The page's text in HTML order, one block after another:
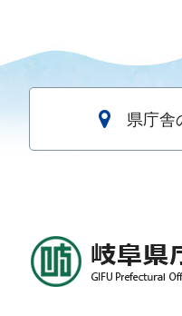
県庁舎